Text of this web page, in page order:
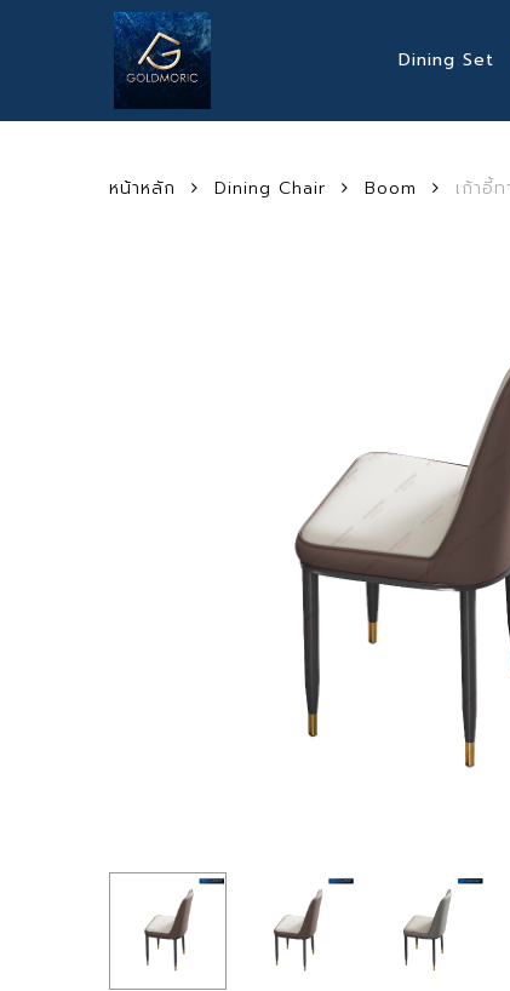
Hit enter to search or ESC to close
Dining Set
หน้าหลัก Dining Chair Boom เก้าอี้